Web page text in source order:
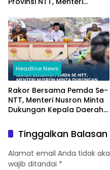
Pandang Masyarakat
Headline News
Rakor Bersama Pemda Se-
NTT, Menteri Nusron Minta
Dukungan Kepala Daerah
Layanan Pertanahan
Tinggalkan Balasan
Alamat email Anda tidak
wajib ditandai *